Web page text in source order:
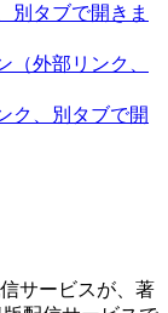
別タブで開きま
（外部リンク、
ク、別タブで開
サービスが、著